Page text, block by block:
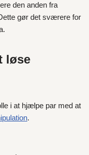
den anden fra
gør det sværere for
løse
i at hjælpe par med at
.